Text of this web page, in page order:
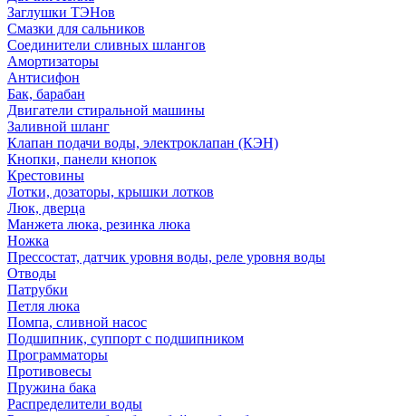
Заглушки ТЭНов
Смазки для сальников
Соединители сливных шлангов
Амортизаторы
Антисифон
Бак, барабан
Двигатели стиральной машины
Заливной шланг
Клапан подачи воды, электроклапан (КЭН)
Кнопки, панели кнопок
Крестовины
Лотки, дозаторы, крышки лотков
Люк, дверца
Манжета люка, резинка люка
Ножка
Прессостат, датчик уровня воды, реле уровня воды
Отводы
Патрубки
Петля люка
Помпа, сливной насос
Подшипник, суппорт с подшипником
Программаторы
Противовесы
Пружина бака
Распределители воды